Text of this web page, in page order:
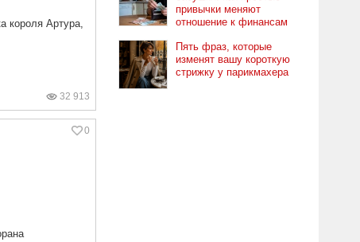
короля Артура,
32 913
0
привычки меняют
отношение к финансам
Пять фраз, которые
изменят вашу короткую
стрижку у парикмахера